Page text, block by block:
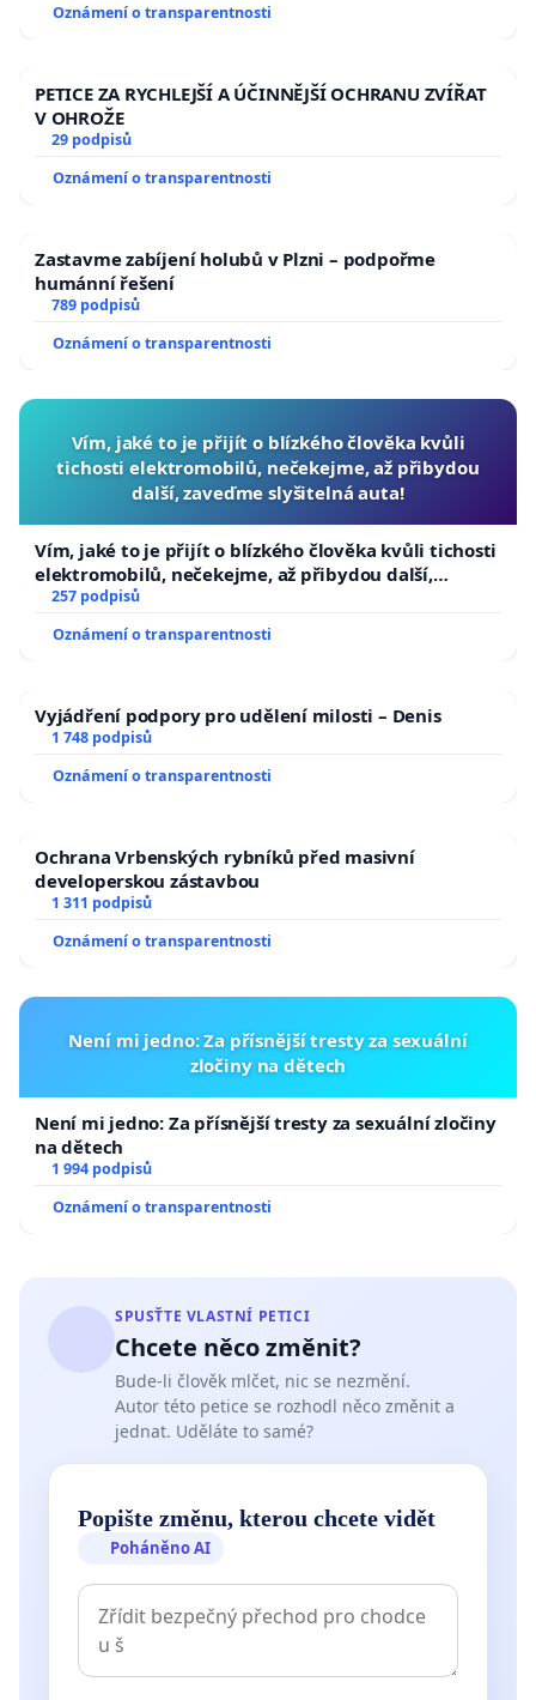
Oznámení o transparentnosti
PETICE ZA RYCHLEJŠÍ A ÚČINNĚJŠÍ OCHRANU ZVÍŘAT
V OHROŽE
29 podpisů
Oznámení o transparentnosti
Zastavme zabíjení holubů v Plzni – podpořme
humánní řešení
789 podpisů
Oznámení o transparentnosti
Vím, jaké to je přijít o blízkého člověka kvůli
tichosti elektromobilů, nečekejme, až přibydou
další, zaveďme slyšitelná auta!
Vím, jaké to je přijít o blízkého člověka kvůli tichosti
elektromobilů, nečekejme, až přibydou další,
zaveďme slyšitelná auta!
257 podpisů
Oznámení o transparentnosti
Vyjádření podpory pro udělení milosti – Denis
1 748 podpisů
Oznámení o transparentnosti
Ochrana Vrbenských rybníků před masivní
developerskou zástavbou
1 311 podpisů
Oznámení o transparentnosti
Není mi jedno: Za přísnější tresty za sexuální
zločiny na dětech
Není mi jedno: Za přísnější tresty za sexuální zločiny
na dětech
1 994 podpisů
Oznámení o transparentnosti
SPUSŤTE VLASTNÍ PETICI
Chcete něco změnit?
Bude-li člověk mlčet, nic se nezmění.
Autor této petice se rozhodl něco změnit a
jednat. Uděláte to samé?
Popište změnu, kterou chcete vidět
Poháněno AI